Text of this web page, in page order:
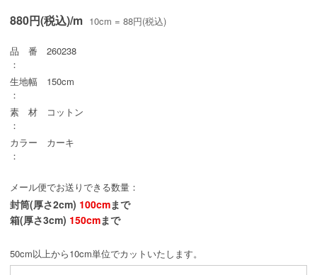
880円(税込)/m 10cm = 88円(税込)
品 番
：
260238
生地幅
：
150cm
素 材
：
コットン
カラー
：
カーキ
メール便でお送りできる数量：
封筒(厚さ2cm) 100cmまで
箱(厚さ3cm) 150cmまで
50cm以上から10cm単位でカットいたします。